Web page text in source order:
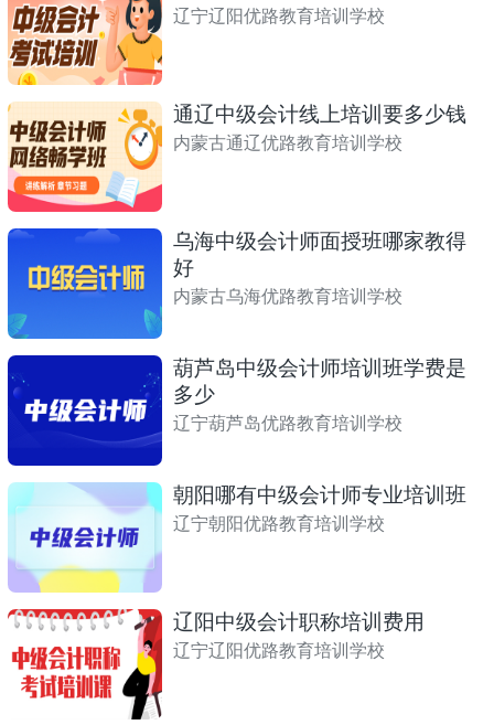
辽宁辽阳优路教育培训学校
通辽中级会计线上培训要多少钱
内蒙古通辽优路教育培训学校
乌海中级会计师面授班哪家教得
好
内蒙古乌海优路教育培训学校
葫芦岛中级会计师培训班学费是
多少
辽宁葫芦岛优路教育培训学校
朝阳哪有中级会计师专业培训班
辽宁朝阳优路教育培训学校
辽阳中级会计职称培训费用
辽宁辽阳优路教育培训学校